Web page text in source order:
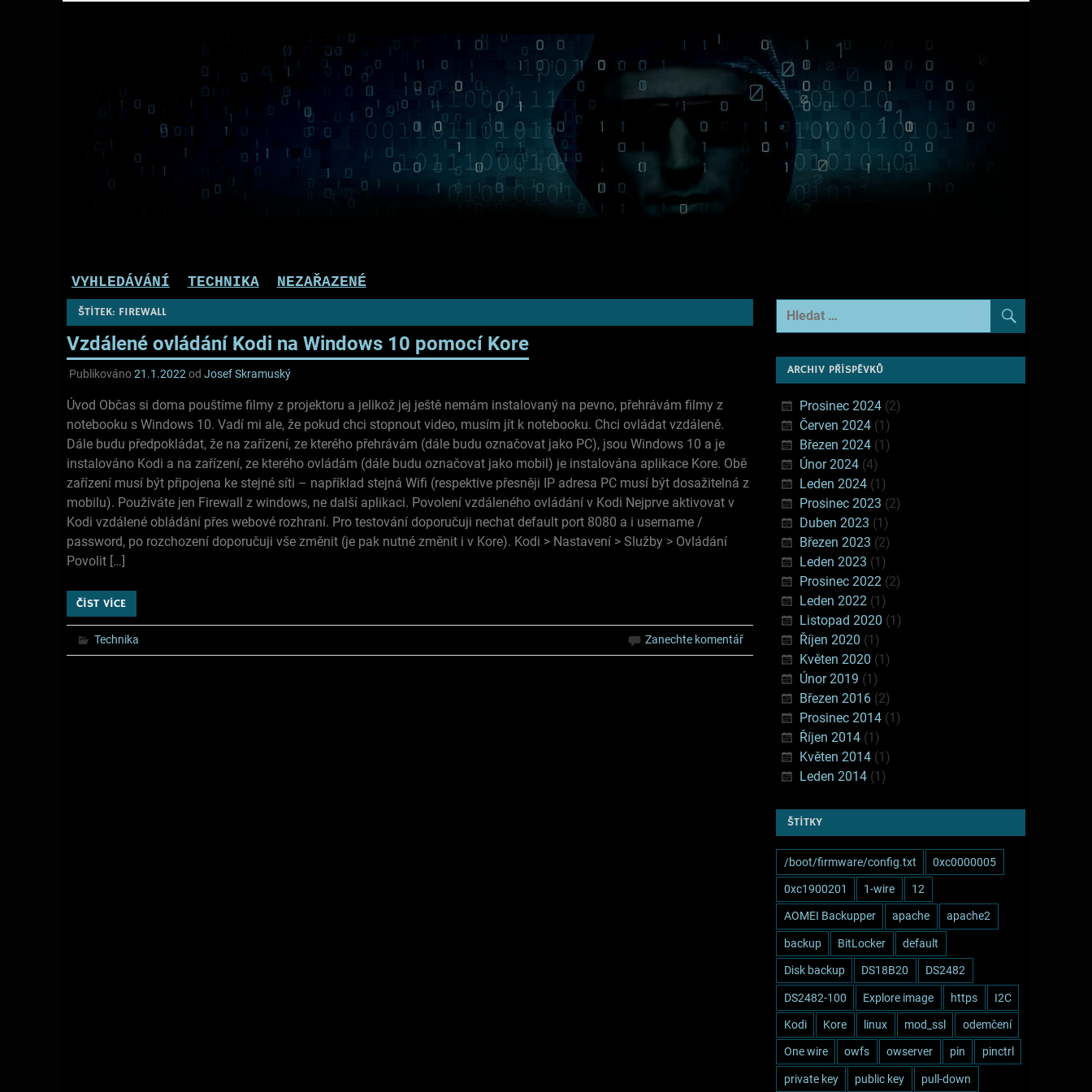
VYHLEDÁVÁNÍ TECHNIKA NEZAŘAZENÉ
ŠTÍTEK: FIREWALL
Vzdálené ovládání Kodi na Windows 10 pomocí Kore
Publikováno21.1.2022 od Josef Skramuský
Úvod Občas si doma pouštíme filmy z projektoru a jelikož jej ještě nemám instalovaný na pevno, přehrávám filmy z
notebooku s Windows 10. Vadí mi ale, že pokud chci stopnout video, musím jít k notebooku. Chci ovládat vzdáleně.
Dále budu předpokládat, že na zařízení, ze kterého přehrávám (dále budu označovat jako PC), jsou Windows 10 a je
instalováno Kodi a na zařízení, ze kterého ovládám (dále budu označovat jako mobil) je instalována aplikace Kore. Obě
zařízení musí být připojena ke stejné síti – například stejná Wifi (respektive přesněji IP adresa PC musí být dosažitelná z
mobilu). Používáte jen Firewall z windows, ne další aplikaci. Povolení vzdáleného ovládání v Kodi Nejprve aktivovat v
Kodi vzdálené obládání přes webové rozhraní. Pro testování doporučuji nechat default port 8080 a i username /
password, po rozchození doporučuji vše změnit (je pak nutné změnit i v Kore). Kodi > Nastavení > Služby > Ovládání
Povolit […]
ČÍST VÍCE
Technika Zanechte komentář
ARCHIV PŘÍSPĚVKŮ
Prosinec 2024(2)
Červen 2024(1)
Březen 2024(1)
Únor 2024(4)
Leden 2024(1)
Prosinec 2023 (2)
Duben 2023 (1)
Březen 2023 (2)
Leden 2023 (1)
Prosinec 2022 (2)
Leden 2022 (1)
Listopad 2020 (1)
Říjen 2020 (1)
Květen 2020 (1)
Únor 2019 (1)
Březen 2016(2)
Prosinec 2014(1)
Říjen 2014(1)
Květen 2014(1)
Leden 2014(1)
ŠTÍTKY
/boot/firmware/config.txt 0xc0000005
0xc1900201 1-wire 12
AOMEI Backupper apache apache2
backup BitLocker default
Disk backup DS18B20 DS2482
DS2482-100 Explore image https I2C
Kodi Kore linux mod_ssl odemčení
One wire owfs owserver pin pinctrl
private key public key pull-down